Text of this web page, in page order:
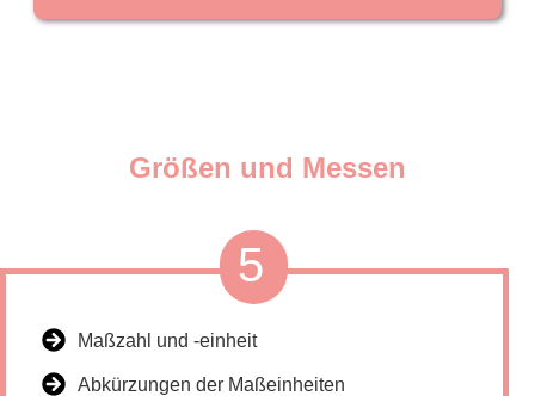
Größen und Messen
5
Maßzahl und -einheit
Abkürzungen der Maßeinheiten